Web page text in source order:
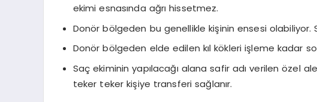
ekimi esnasında ağrı hissetmez.
Donör bölgeden bu genellikle kişinin ensesi olabiliyor.
Donör bölgeden elde edilen kıl kökleri işleme kadar
Saç ekiminin yapılacağı alana safir adı verilen özel
teker teker kişiye transferi sağlanır.